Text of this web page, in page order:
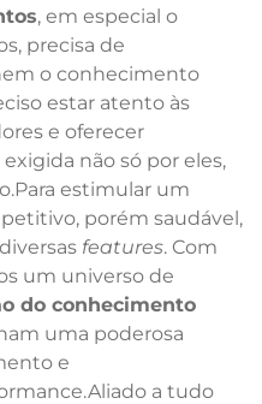
, em especial o
precisa de
o conhecimento
estar atento às
e oferecer
não só por eles,
estimular um
porém saudável,
features. Com
um universo de
do conhecimento
uma poderosa
e
a tudo